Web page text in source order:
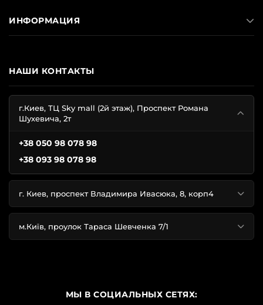
НАШИ КОНТАКТЫ
г.Киев, ТЦ Sky mall (2й этаж), Проспект Романа
Шухевича, 2т
+38 050 98 078 98
+38 093 98 078 98
г. Киев, проспект Владимира Ивасюка, 8, корп4
м.Київ, проулок Тараса Шевченка 7/1
ИНФОРМАЦИЯ
МЫ В СОЦИАЛЬНЫХ СЕТЯХ: